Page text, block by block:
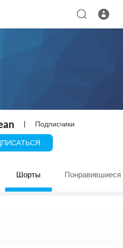
| Подписчики
Шорты Понравившиеся